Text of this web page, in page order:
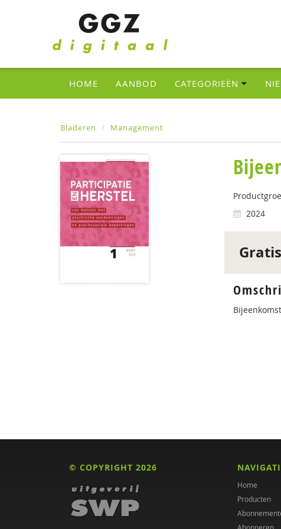
HOME AANBOD CATEGORIEËN
Bladeren Management
2024
Gratis
© COPYRIGHT 2026
Home
Producten